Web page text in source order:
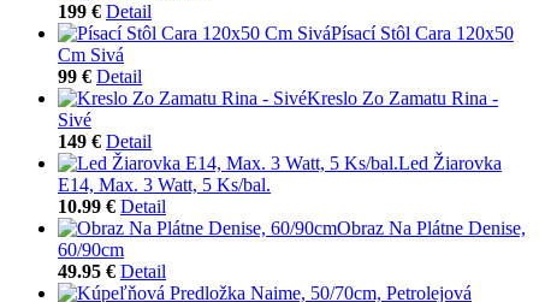
199 € Detail
Písací Stôl Cara 120x50
Cm Sivá
99 € Detail
Kreslo Zo Zamatu Rina -
Sivé
149 € Detail
Led Žiarovka
E14, Max. 3 Watt, 5 Ks/bal.
10.99 € Detail
Obraz Na Plátne Denise,
60/90cm
49.95 € Detail